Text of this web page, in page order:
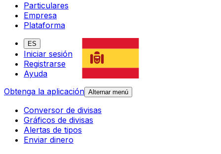
Particulares
Empresa
Plataforma
ES
Iniciar sesión
Registrarse
Ayuda
Obtenga la aplicación Alternar menú
Conversor de divisas
Gráficos de divisas
Alertas de tipos
Enviar dinero